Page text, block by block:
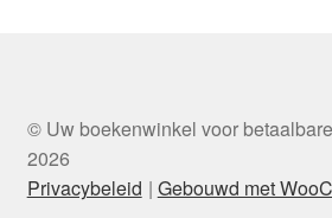
© Uw boekenwinkel voor
2026
Privacybeleid
Gebouwd met